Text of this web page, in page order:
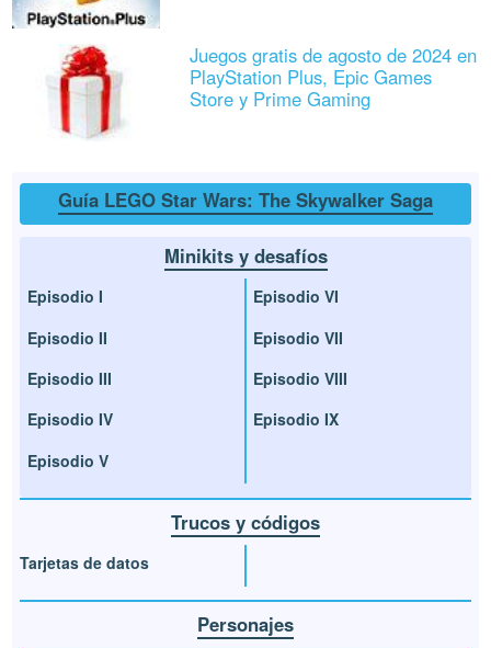
Juegos gratis de agosto de 2024 en
PlayStation Plus, Epic Games
Store y Prime Gaming
Guía LEGO Star Wars: The Skywalker Saga
Minikits y desafíos
Episodio I
Episodio II
Episodio III
Episodio IV
Episodio V
Episodio VI
Episodio VII
Episodio VIII
Episodio IX
Trucos y códigos
Tarjetas de datos
Personajes